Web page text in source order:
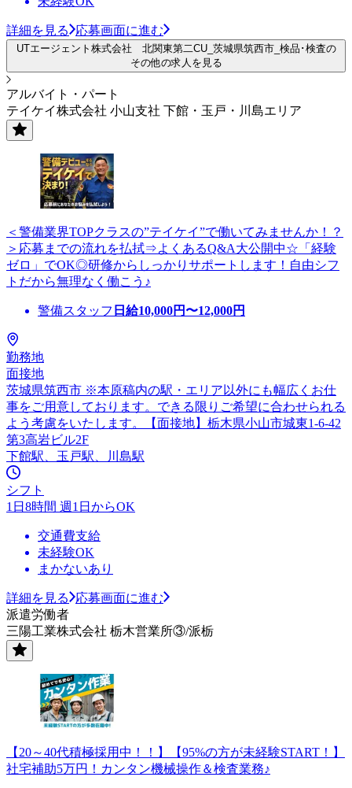
詳細を見る 応募画面に進む
UTエージェント株式会社 北関東第二CU_茨城県筑西市_検品･検査の
その他の求人を見る
アルバイト・パート
テイケイ株式会社 小山支社 下館・玉戸・川島エリア
＜警備業界TOPクラスの”テイケイ”で働いてみませんか！？
＞応募までの流れを払拭⇒よくあるQ&A大公開中☆「経験
ゼロ」でOK◎研修からしっかりサポートします！自由シフ
トだから無理なく働こう♪
警備スタッフ 日給10,000円〜12,000円
勤務地
面接地
茨城県筑西市 ※本原稿内の駅・エリア以外にも幅広くお仕
事をご用意しております。できる限りご希望に合わせられる
よう考慮をいたします。【面接地】栃木県小山市城東1-6-42
第3高岩ビル2F
下館駅、玉戸駅、川島駅
シフト
1日8時間 週1日からOK
交通費支給
未経験OK
まかないあり
詳細を見る
応募画面に進む
派遣労働者
三陽工業株式会社 栃木営業所③/派栃
【20～40代積極採用中！！】【95%の方が未経験START！】
社宅補助5万円！カンタン機械操作＆検査業務♪